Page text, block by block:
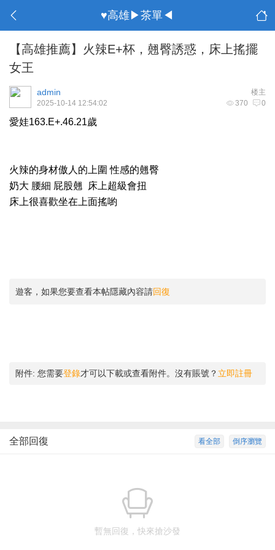
♥高雄▶茶單◀
【高雄推薦】火辣E+杯，翹臀誘惑，床上搖擺
女王
楼主
admin
370 0
2025-10-14 12:54:02
愛娃163.E+.46.21歲
火辣的身材傲人的上圍 性感的翹臀
奶大 腰細 屁股翹 床上超級會扭
床上很喜歡坐在上面搖喲
遊客，如果您要查看本帖隱藏內容請回復
附件: 您需要登錄才可以下載或查看附件。沒有賬號？ 立即註冊
倒序瀏覽
看全部
全部回復
暫無回復，快來搶沙發